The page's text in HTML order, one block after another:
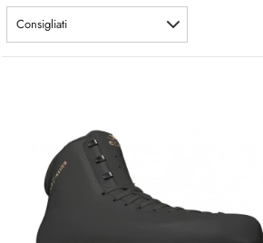
Consigliati